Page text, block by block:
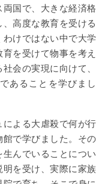
国で、大きな経済格
高度な教育を受ける
けではない中で大学
を受けて物事を考え
会の実現に向けて、
あることを学びまし
による大虐殺で何が行
で学びました。その
んでいることについ
を受け、実際に家族